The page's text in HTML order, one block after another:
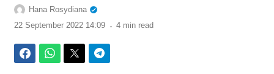
Hana Rosydiana
22 September 2022 14:09 . 4 min read